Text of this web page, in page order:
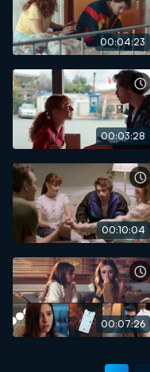
00:04:23
00:03:28
00:10:04
00:07:26